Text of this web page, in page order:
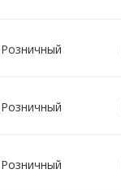
Розничный
Розничный
Розничный